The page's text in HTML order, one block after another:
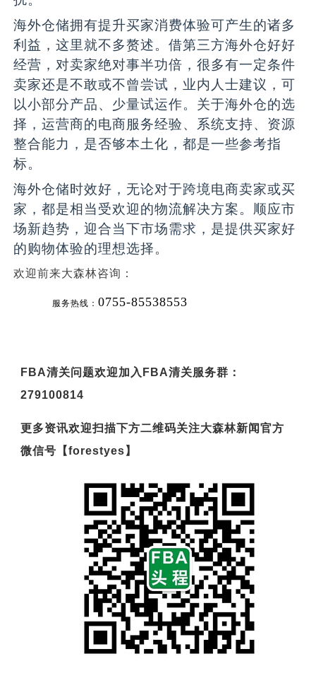
海外仓储拥有提升买家消费体验可产生的诸多
利益，这里就不多赘述。借第三方海外仓好好
经营，对卖家绝对事半功倍，很多有一定条件
卖家还是不敢或不曾尝试，业内人士建议，可
以小部分产品、少量试运作。关于海外仓的选
择，运营商的电商服务经验、系统支持、资源
整合能力，是否够本土化，都是一些参考指
标。
海外仓储时效好，无论对于跨境电商卖家或买
家，都是相当受欢迎的物流解决方案。顺应市
场新趋势，迎合当下市场需求，是提供买家好
的购物体验的理想选择。
欢迎前来大森林咨询：
服务热线：0755-85538553
FBA清关问题欢迎加入FBA清关服务群：
279100814
更多资讯欢迎扫描下方二维码关注大森林新闻官方
微信号【forestyes】